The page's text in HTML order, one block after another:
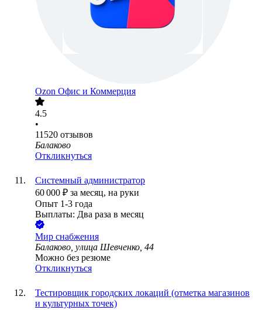
Ozon Офис и Коммерция
4.5
•
11520 отзывов
Балаково
Откликнуться
Системный администратор
60 000 ₽ за месяц, на руки
Опыт 1-3 года
Выплаты: Два раза в месяц
Мир снабжения
Балаково, улица Шевченко, 44
Можно без резюме
Откликнуться
Тестировщик городских локаций (отметка магазинов
и культурных точек)